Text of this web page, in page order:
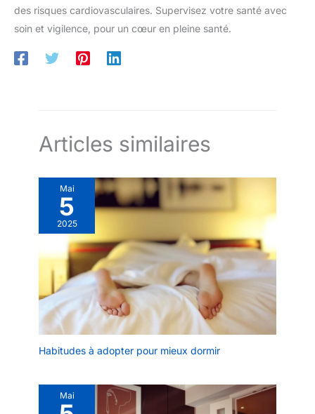
des risques cardiovasculaires. Supervisez votre santé avec
soin et vigilence, pour un cœur en pleine santé.
Articles similaires
Mai
5
2025
Habitudes à adopter pour mieux dormir
Mai